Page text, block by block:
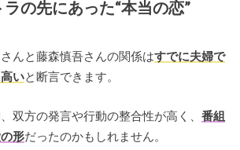
の先にあった“本当の恋”
んと藤森慎吾さんの関係はすでに夫婦で
いと断言できます。
双方の発言や行動の整合性が高く、 番組
形だったのかもしれません。